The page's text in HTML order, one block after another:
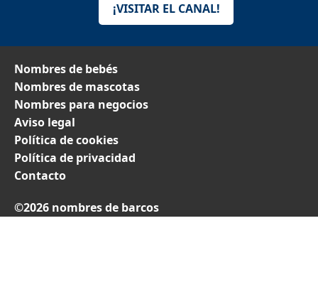
¡VISITAR EL CANAL!
Nombres de bebés
Nombres de mascotas
Nombres para negocios
Aviso legal
Política de cookies
Política de privacidad
Contacto
©2026 nombres de barcos